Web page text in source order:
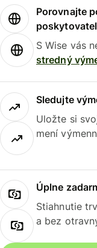
Porovnajte
S Wise vás
stredný
Sledujte
Uložte si
mení
Úplne
Stiahnutie
a bez